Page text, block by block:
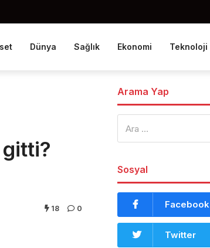
Dünya Sağlık Ekonomi Teknoloji
18 0
Arama Yap
Sosyal
Facebook
Twitter